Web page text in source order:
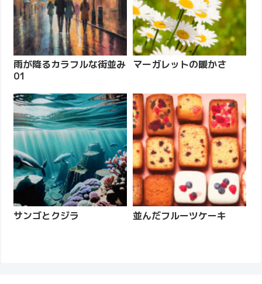
雨が降るカラフルな街並み
01
マーガレットの暖かさ
サンゴとクジラ 並んだフルーツケーキ